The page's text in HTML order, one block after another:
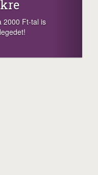
jár a szerencsésnek
Lájkolj is minket!